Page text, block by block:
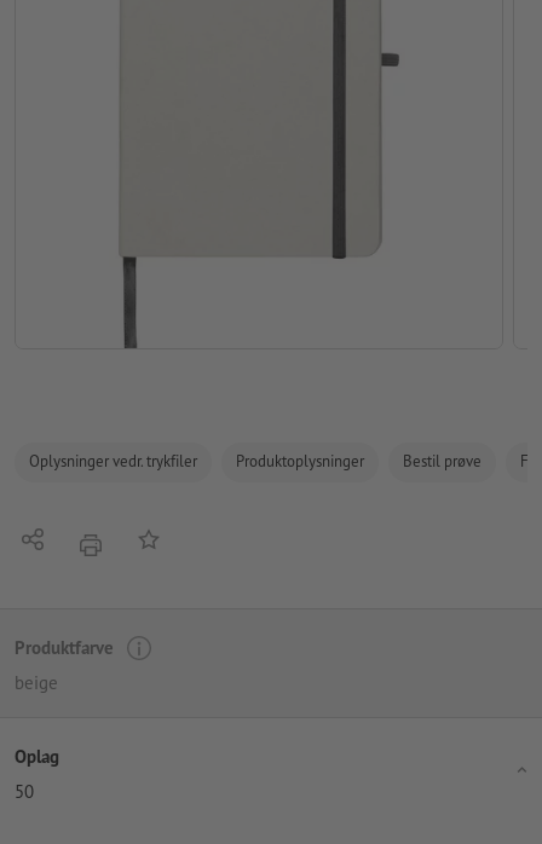
Oplysninger vedr. trykfiler Produktoplysninger Bestil prøve
Del tryk Tilføj til huskelisten
Produktfarve
beige
Oplag
50